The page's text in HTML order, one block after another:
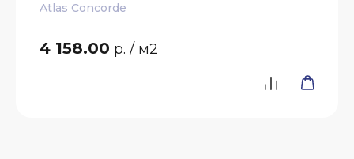
Atlas Concorde
4 158.00 р. / м2